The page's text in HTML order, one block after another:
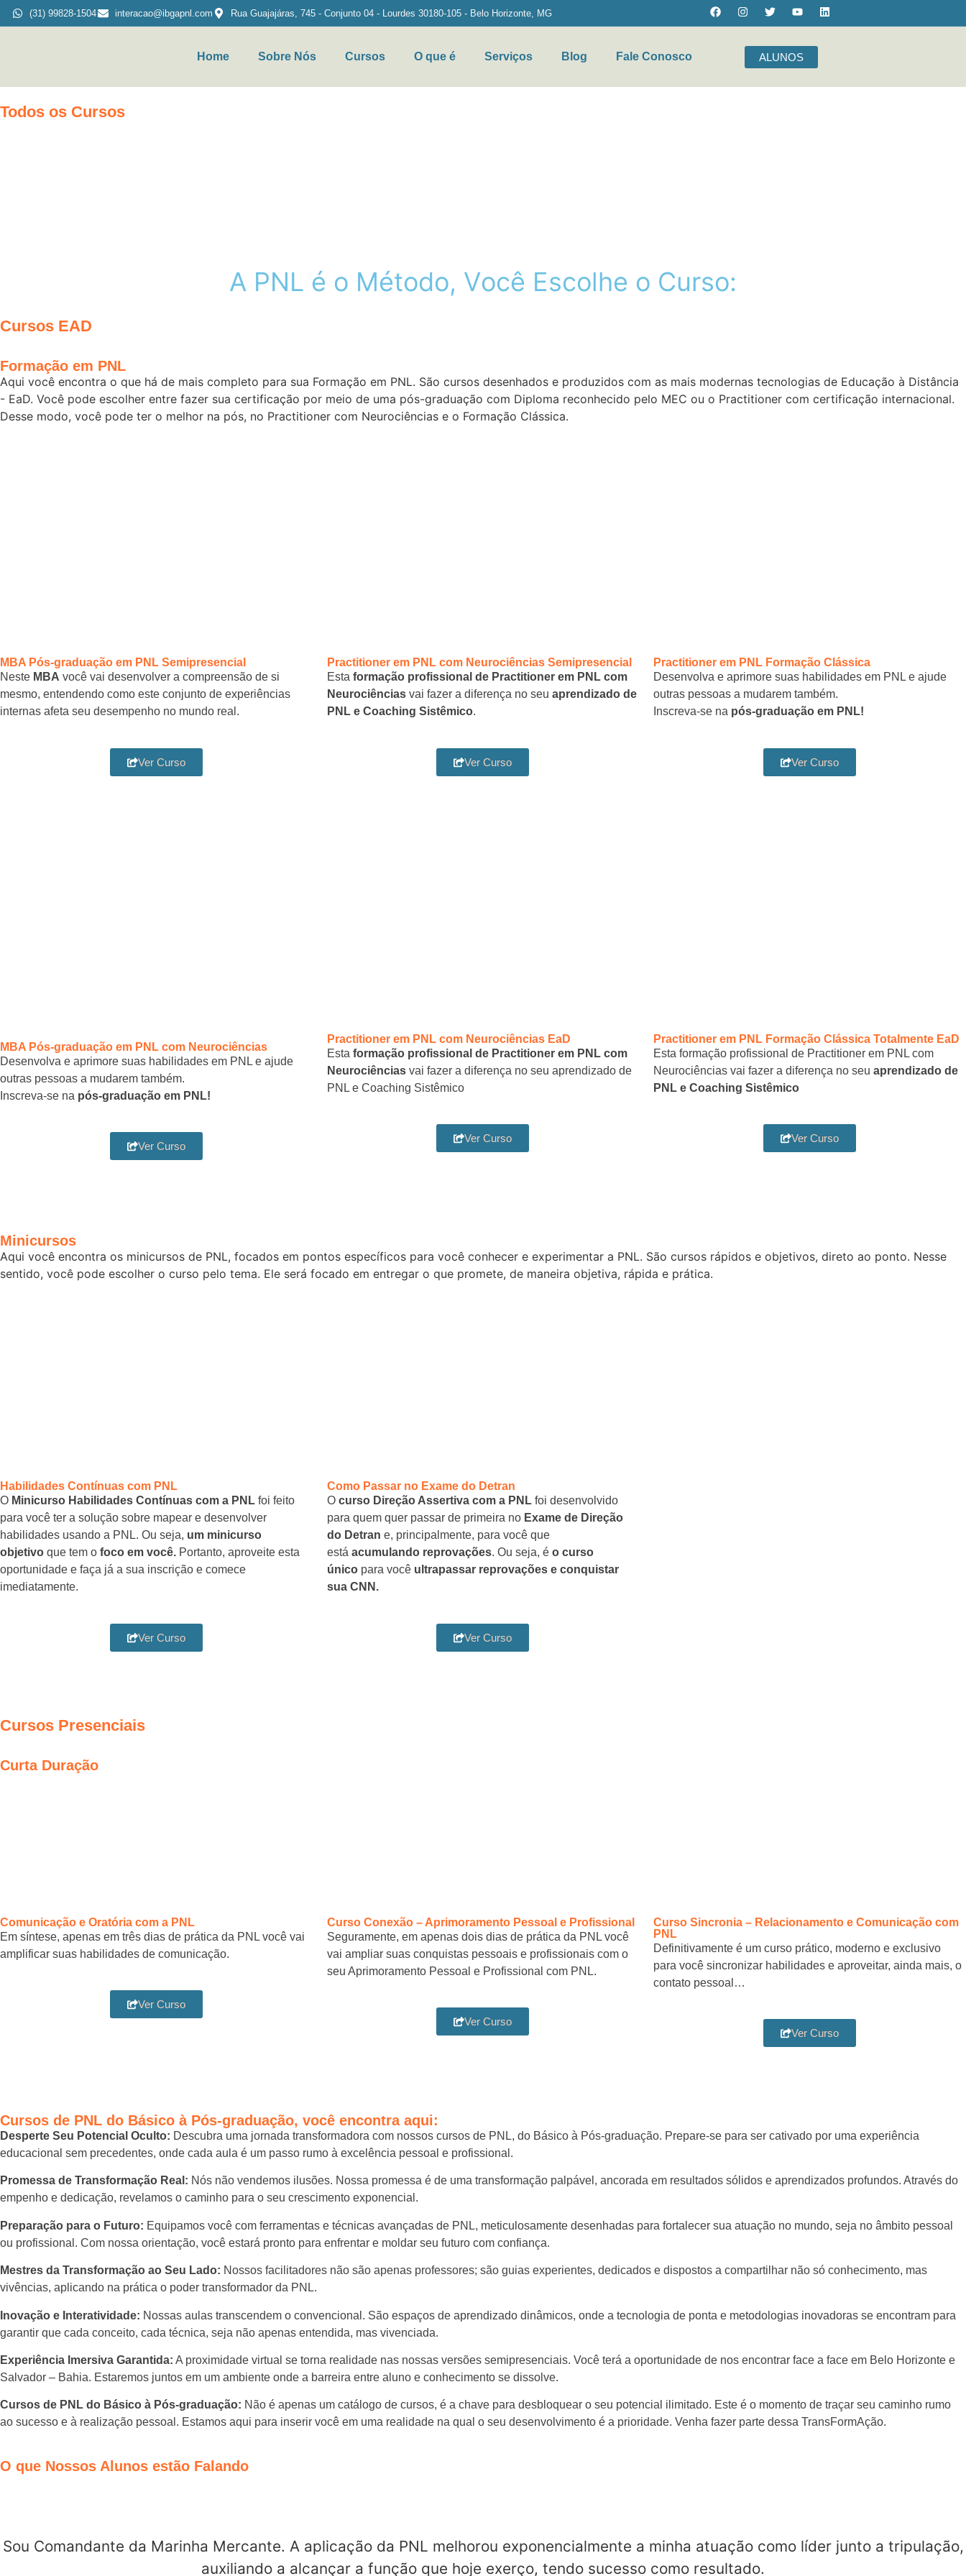
(31) 99828-1504 interacao@ibgapnl.com Rua Guajajáras, 745 - Conjunto 04 - Lourdes 30180-105 - Belo Horizonte, MG
Home Sobre Nós Cursos O que é Serviços Blog Fale Conosco ALUNOS
Todos os Cursos
A PNL é o Método, Você Escolhe o Curso:
Cursos EAD
Formação em PNL
Aqui você encontra o que há de mais completo para sua Formação em PNL. São cursos desenhados e produzidos com as mais modernas tecnologias de Educação à Distância
- EaD. Você pode escolher entre fazer sua certificação por meio de uma pós-graduação com Diploma reconhecido pelo MEC ou o Practitioner com certificação internacional.
Desse modo, você pode ter o melhor na pós, no Practitioner com Neurociências e o Formação Clássica.
MBA Pós-graduação em PNL Semipresencial
Neste MBA você vai desenvolver a compreensão de si
mesmo, entendendo como este conjunto de experiências
internas afeta seu desempenho no mundo real.
Ver Curso
Practitioner em PNL com Neurociências Semipresencial
Esta formação profissional de Practitioner em PNL com
Neurociênciasvai fazer a diferença no seu aprendizado de
PNL e Coaching Sistêmico.
Ver Curso
Practitioner em PNL Formação Clássica
Desenvolva e aprimore suas habilidades em PNL e ajude
outras pessoas a mudarem também.
Inscreva-se na pós-graduação em PNL!
Ver Curso
MBA Pós-graduação em PNL com Neurociências
Desenvolva e aprimore suas habilidades em PNL e ajude
outras pessoas a mudarem também.
Inscreva-se na pós-graduação em PNL!
Ver Curso
Practitioner em PNL com Neurociências EaD
Esta formação profissional de Practitioner em PNL com
Neurociênciasvai fazer a diferença no seu aprendizado de
PNL e Coaching Sistêmico
Ver Curso
Practitioner em PNL Formação Clássica Totalmente EaD
Esta formação profissional de Practitioner em PNL com
Neurociências vai fazer a diferença no seuaprendizado de
PNL e Coaching Sistêmico
Ver Curso
Minicursos
Aqui você encontra os minicursos de PNL, focados em pontos específicos para você conhecer e experimentar a PNL. São cursos rápidos e objetivos, direto ao ponto. Nesse
sentido, você pode escolher o curso pelo tema. Ele será focado em entregar o que promete, de maneira objetiva, rápida e prática.
Habilidades Contínuas com PNL
O Minicurso Habilidades Contínuas com a PNL foi feito
para você ter a solução sobre mapear e desenvolver
habilidades usando a PNL. Ou seja, um minicurso
objetivo que tem o foco em você. Portanto, aproveite esta
oportunidade e faça já a sua inscrição e comece
imediatamente.
Ver Curso
Como Passar no Exame do Detran
O curso Direção Assertiva com a PNLfoi desenvolvido
para quem quer passar de primeira no Exame de Direção
do Detran e, principalmente, para você que
está acumulando reprovações. Ou seja, é o curso
único para você ultrapassar reprovações e conquistar
sua CNN.
Ver Curso
Cursos Presenciais
Curta Duração
Comunicação e Oratória com a PNL
Em síntese, apenas em três dias de prática da PNL você vai
amplificar suas habilidades de comunicação.
Ver Curso
Curso Conexão – Aprimoramento Pessoal e Profissional
Seguramente, em apenas dois dias de prática da PNL você
vai ampliar suas conquistas pessoais e profissionais com o
seu Aprimoramento Pessoal e Profissional com PNL.
Ver Curso
Curso Sincronia – Relacionamento e Comunicação com
PNL
Definitivamente é um curso prático, moderno e exclusivo
para você sincronizar habilidades e aproveitar, ainda mais, o
contato pessoal…
Ver Curso
Cursos de PNL do Básico à Pós-graduação, você encontra aqui:
Desperte Seu Potencial Oculto: Descubra uma jornada transformadora com nossos cursos de PNL, do Básico à Pós-graduação. Prepare-se para ser cativado por uma experiência
educacional sem precedentes, onde cada aula é um passo rumo à excelência pessoal e profissional.
Promessa de Transformação Real: Nós não vendemos ilusões. Nossa promessa é de uma transformação palpável, ancorada em resultados sólidos e aprendizados profundos. Através do
empenho e dedicação, revelamos o caminho para o seu crescimento exponencial.
Preparação para o Futuro: Equipamos você com ferramentas e técnicas avançadas de PNL, meticulosamente desenhadas para fortalecer sua atuação no mundo, seja no âmbito pessoal
ou profissional. Com nossa orientação, você estará pronto para enfrentar e moldar seu futuro com confiança.
Mestres da Transformação ao Seu Lado: Nossos facilitadores não são apenas professores; são guias experientes, dedicados e dispostos a compartilhar não só conhecimento, mas
vivências, aplicando na prática o poder transformador da PNL.
Inovação e Interatividade: Nossas aulas transcendem o convencional. São espaços de aprendizado dinâmicos, onde a tecnologia de ponta e metodologias inovadoras se encontram para
garantir que cada conceito, cada técnica, seja não apenas entendida, mas vivenciada.
Experiência Imersiva Garantida: A proximidade virtual se torna realidade nas nossas versões semipresenciais. Você terá a oportunidade de nos encontrar face a face em Belo Horizonte e
Salvador – Bahia. Estaremos juntos em um ambiente onde a barreira entre aluno e conhecimento se dissolve.
Cursos de PNL do Básico à Pós-graduação: Não é apenas um catálogo de cursos, é a chave para desbloquear o seu potencial ilimitado. Este é o momento de traçar seu caminho rumo
ao sucesso e à realização pessoal. Estamos aqui para inserir você em uma realidade na qual o seu desenvolvimento é a prioridade. Venha fazer parte dessa TransFormAção.
O que Nossos Alunos estão Falando
Sou Comandante da Marinha Mercante. A aplicação da PNL melhorou exponencialmente a minha atuação como líder junto a tripulação,
auxiliando a alcançar a função que hoje exerço, tendo sucesso como resultado.